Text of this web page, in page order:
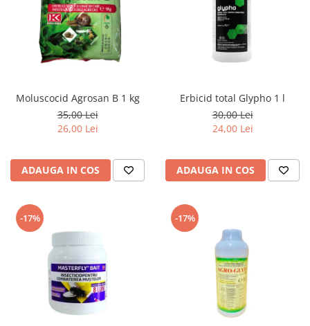
Moluscocid Agrosan B 1 kg
35,00 Lei
26,00 Lei
ADAUGA IN COS
Erbicid total Glypho 1 l
30,00 Lei
24,00 Lei
ADAUGA IN COS
-17% -17%